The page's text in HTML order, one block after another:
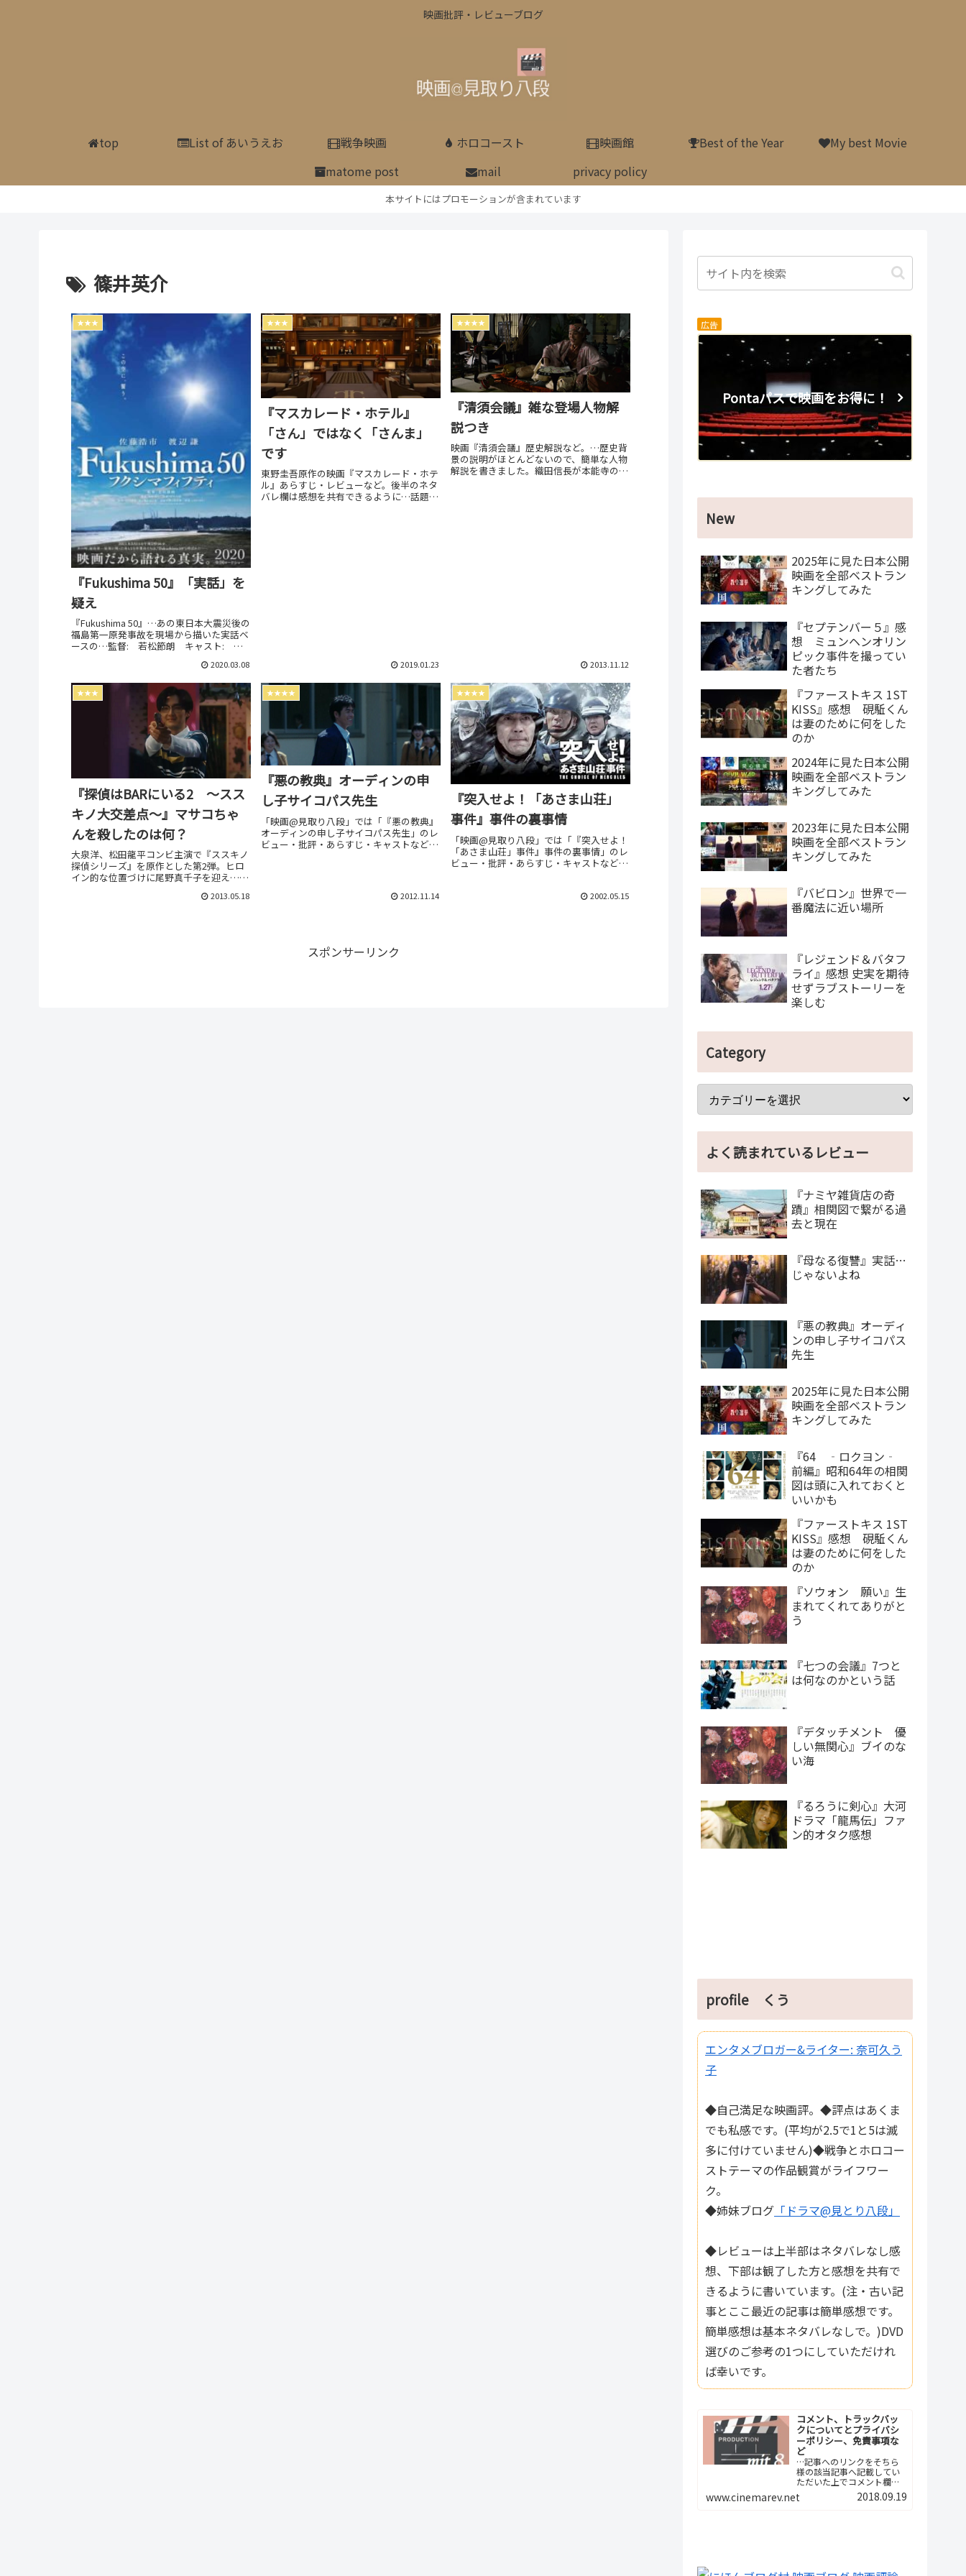
映画批評・レビューブログ
top List of あいうえお 戦争映画 ホロコースト 映画館 Best of the Year
My best Movie
matome post
mail privacy policy
本サイトにはプロモーションが含まれています
篠井英介
★★★
『Fukushima 50』「実話」を
疑え
『Fukushima 50』…あの東日本大震災後の
福島第一原発事故を現場から描いた実話ベ
ースの…監督: 若松節朗 キャスト: 佐
2020.03.08
★★★
『マスカレード・ホテル』
「さん」ではなく「さんま」
です
東野圭吾原作の映画『マスカレード・ホテ
ル』あらすじ・レビューなど。後半のネタ
バレ欄は感想を共有できるように…話題に
2019.01.23
★★★★
『清須会議』雑な登場人物解
説つき
映画『清須会議』歴史解説など。…歴史背
景の説明がほとんどないので、簡単な人物
解説を書きました。織田信長が本能寺の変
2013.11.12
★★★
『探偵はBARにいる2 ～スス
キノ大交差点～』マサコちゃ
んを殺したのは何？
大泉洋、松田龍平コンビ主演で『ススキノ
探偵シリーズ』を原作とした第2弾。ヒロ
イン的な位置づけに尾野真千子を迎え…マ
た「探偵はBARにいる」よりも遥かに面白
2013.05.18
★★★★
『悪の教典』オーディンの申
し子サイコパス先生
「映画@見取り八段」では「『悪の教典』
オーディンの申し子サイコパス先生」のレ
ビュー・批評・あらすじ・キャストなどの
2012.11.14
★★★★
『突入せよ！「あさま山荘」
事件』事件の裏事情
「映画@見取り八段」では「『突入せよ！
「あさま山荘」事件』事件の裏事情」のレ
ビュー・批評・あらすじ・キャストなどの
2002.05.15
スポンサーリンク
広告
Pontaパスで映画をお得に！
New
2025年に見た日本公開
映画を全部ベストラン
キングしてみた
『セプテンバー５』感
想 ミュンヘンオリン
ピック事件を撮ってい
た者たち
『ファーストキス 1ST
KISS』感想 硯駈くん
は妻のために何をした
のか
2024年に見た日本公開
映画を全部ベストラン
キングしてみた
2023年に見た日本公開
映画を全部ベストラン
キングしてみた
『バビロン』世界で一
番魔法に近い場所
『レジェンド＆バタフ
ライ』感想 史実を期待
せずラブストーリーを
楽しむ
Category
よく読まれているレビュー
『ナミヤ雑貨店の奇
蹟』相関図で繋がる過
去と現在
『母なる復讐』実話…
じゃないよね
『悪の教典』オーディ
ンの申し子サイコパス
先生
2025年に見た日本公開
映画を全部ベストラン
キングしてみた
『64 ‐ロクヨン‐
前編』昭和64年の相関
図は頭に入れておくと
いいかも
『ファーストキス 1ST
KISS』感想 硯駈くん
は妻のために何をした
のか
『ソウォン 願い』生
まれてくれてありがと
う
『七つの会議』7つと
は何なのかという話
『デタッチメント 優
しい無関心』ブイのな
い海
『るろうに剣心』大河
ドラマ「龍馬伝」ファ
ン的オタク感想
profile くう
エンタメブロガー&ライター: 奈可久う
子
◆自己満足な映画評。◆評点はあくま
でも私感です。(平均が2.5で1と5は滅
多に付けていません)◆戦争とホロコー
ストテーマの作品観賞がライフワー
ク。
◆姉妹ブログ 「ドラマ@見とり八段」
◆レビューは上半部はネタバレなし感
想、下部は観了した方と感想を共有で
きるように書いています。(注・古い記
事とここ最近の記事は簡単感想です。
簡単感想は基本ネタバレなしで。)DVD
選びのご参考の1つにしていただけれ
ば幸いです。
コメント、トラックバッ
クについてとプライバシ
ーポリシー、免責事項な
ど
…記事へのリンクをそちら
様の該当記事へ記載してい
ただいた上でコメント欄へ
ご報告下さい。つまり、今
後は記事間の相互リンクと
www.cinemarev.net 2018.09.19